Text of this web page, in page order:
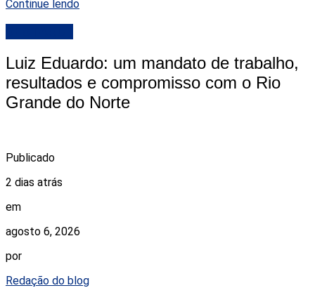
Continue lendo
Luiz Eduardo: um mandato de trabalho,
resultados e compromisso com o Rio
Grande do Norte
Publicado
2 dias atrás
em
agosto 6, 2026
por
Redação do blog